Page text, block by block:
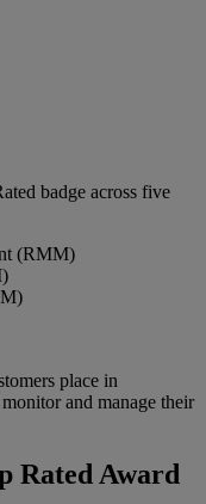
badge across five
(RMM)
place in
and manage their
Rated Award